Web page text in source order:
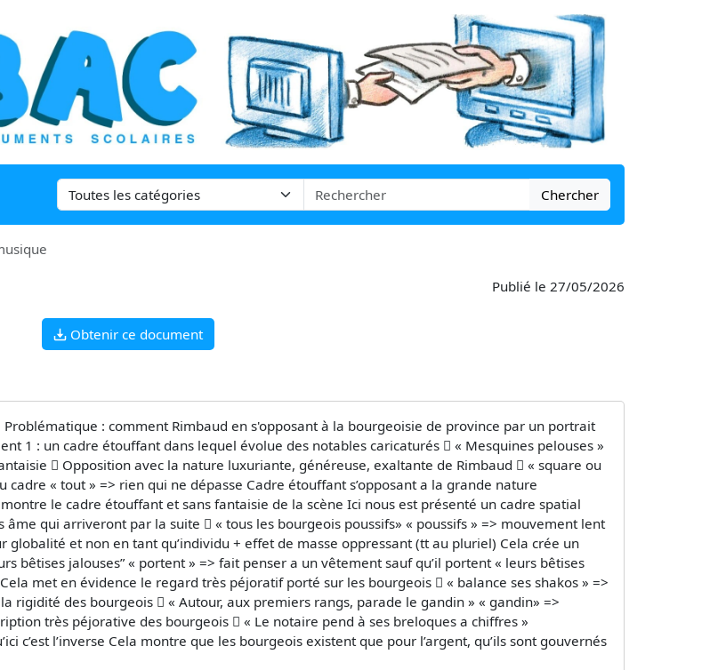
Chercher
Publié le 27/05/2026
Obtenir ce document
: comment Rimbaud en s'opposant à la bourgeoisie de province par un portrait
1 : un cadre étouffant dans lequel évolue des notables caricaturés  « Mesquines pelouses »
 Opposition avec la nature luxuriante, généreuse, exaltante de Rimbaud  « square ou
« tout » => rien qui ne dépasse Cadre étouffant s’opposant a la grande nature
le cadre étouffant et sans fantaisie de la scène Ici nous est présenté un cadre spatial
qui arriveront par la suite  « tous les bourgeois poussifs» « poussifs » => mouvement lent
globalité et non en tant qu’individu + effet de masse oppressant (tt au pluriel) Cela crée un
bêtises jalouses” « portent » => fait penser a un vêtement sauf qu’il portent « leurs bêtises
met en évidence le regard très péjoratif porté sur les bourgeois  « balance ses shakos » =>
rigidité des bourgeois  « Autour, aux premiers rangs, parade le gandin » « gandin» =>
très péjorative des bourgeois  « Le notaire pend à ses breloques a chiffres »
c’est l’inverse Cela montre que les bourgeois existent que pour l’argent, qu’ils sont gouvernés